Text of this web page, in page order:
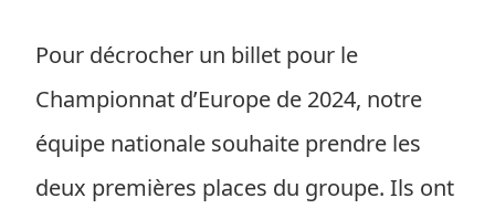
Pour décrocher un billet pour le
Championnat d’Europe de 2024, notre
équipe nationale souhaite prendre les
deux premières places du groupe. Ils ont